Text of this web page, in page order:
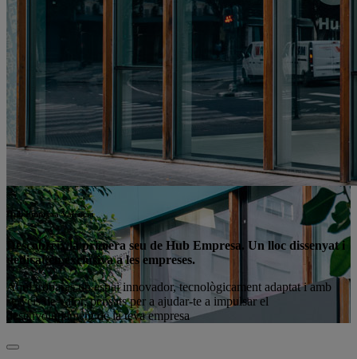
Hub Empresa València
Descobreix la primera seu de Hub Empresa. Un lloc dissenyat i
dedicat en exclusiva a les empreses.
Aquí trobaràs un espai innovador, tecnològicament adaptat i amb
serveis de valor, pensats per a ajudar-te a impulsar el
desenvolupament de la teva empresa